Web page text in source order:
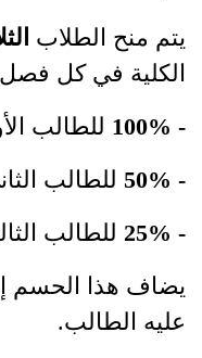
يتم منح الطلاب
الكلية في كل
- 100%
للطالب
- 50%
للطالب
- 25%
للطالب
يضاف هذا
عليه الطالب.